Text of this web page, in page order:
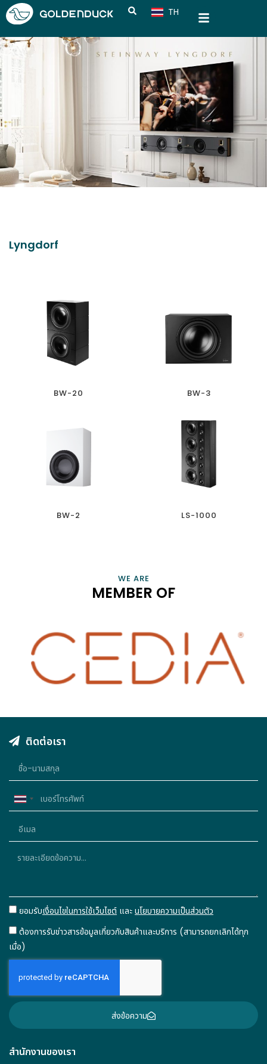
TH
CN
Lyngdorf
BW-20 BW-3
BW-2 LS-1000
WE ARE
MEMBER OF
VIEW INFORMATION
สำนักงานของเรา
ติดต่อเรา
Thailand
ยอมรับเงื่อนไขในการใช้เว็บไซต์ และ นโยบายความเป็นส่วนตัว
ต้องการรับข่าวสารข้อมูลเกี่ยวกับสินค้าและบริการ (สามารถยกเลิกได้ทุก
เมื่อ)
ส่งข้อความ